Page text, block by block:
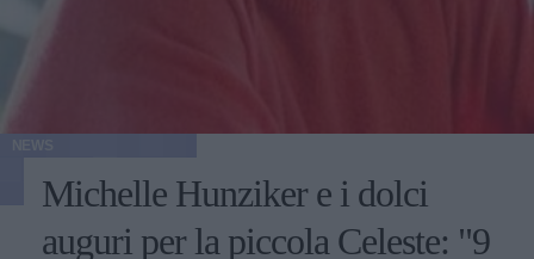
Michelle Hunziker e i dolci
auguri per la piccola Celeste: "9